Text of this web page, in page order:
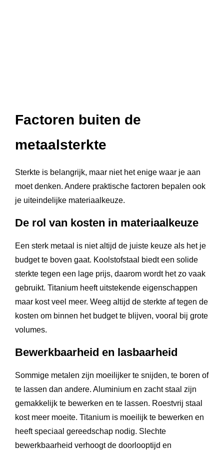
Factoren buiten de
metaalsterkte
Sterkte is belangrijk, maar niet het enige waar je aan
moet denken. Andere praktische factoren bepalen ook
je uiteindelijke materiaalkeuze.
De rol van kosten in materiaalkeuze
Een sterk metaal is niet altijd de juiste keuze als het je
budget te boven gaat. Koolstofstaal biedt een solide
sterkte tegen een lage prijs, daarom wordt het zo vaak
gebruikt. Titanium heeft uitstekende eigenschappen
maar kost veel meer. Weeg altijd de sterkte af tegen de
kosten om binnen het budget te blijven, vooral bij grote
volumes.
Bewerkbaarheid en lasbaarheid
Sommige metalen zijn moeilijker te snijden, te boren of
te lassen dan andere. Aluminium en zacht staal zijn
gemakkelijk te bewerken en te lassen. Roestvrij staal
kost meer moeite. Titanium is moeilijk te bewerken en
heeft speciaal gereedschap nodig. Slechte
bewerkbaarheid verhoogt de doorlooptijd en